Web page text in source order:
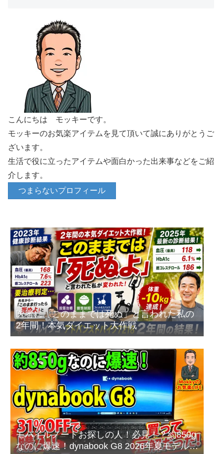
こんにちは モッキーです。
モッキーのお気楽アイテムを見て頂いて誠にありがとうご
ざいます。
生活で役に立ったアイテムや面白かった出来事などをご紹
介します。
つまらないプロフィール
医者に「このままでは死ぬ」と言われた私の
2年間！本気ダイエット大作戦
モバイルノートお探しの人！必見！？約850g
なのに爆速！dynabook G8 2026年夏モデルを